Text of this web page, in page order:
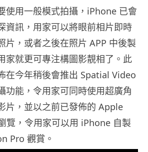
使用一般模式拍攝，iPhone 已會
資訊，用家可以將眼前相片即時
片，或者之後在照片 APP 中後製
家就更可專注構圖影靚相了。此
在今年稍後會推出 Spatial Video
功能，令用家可同時使用超廣角
片，並以之前已發佈的 Apple
覽，令用家可以用 iPhone 自製
Pro 觀賞。